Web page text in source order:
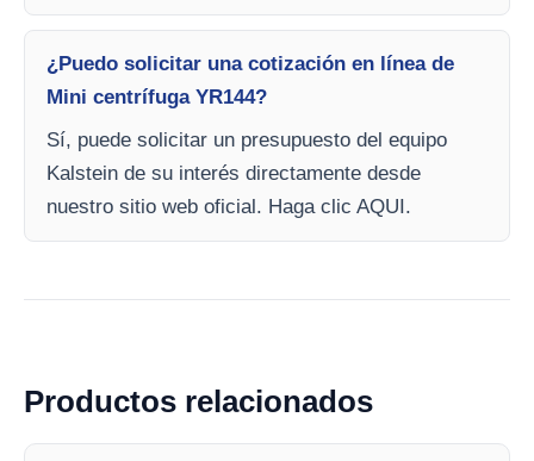
¿Puedo solicitar una cotización en línea de
Mini centrífuga YR144?
Sí, puede solicitar un presupuesto del equipo
Kalstein de su interés directamente desde
nuestro sitio web oficial. Haga clic AQUI.
Productos relacionados